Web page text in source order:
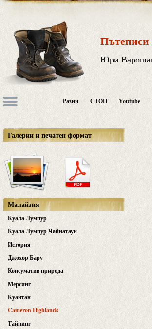
Юри
Разни СТОП Youtube
Галерии и печатен формат
Малайзия
Куала Лумпур
Куала Лумпур Чайнатаун
История
Джохор Бару
Консуматив природа
Мерсинг
Куантан
Cameron Highlands
Тайпинг